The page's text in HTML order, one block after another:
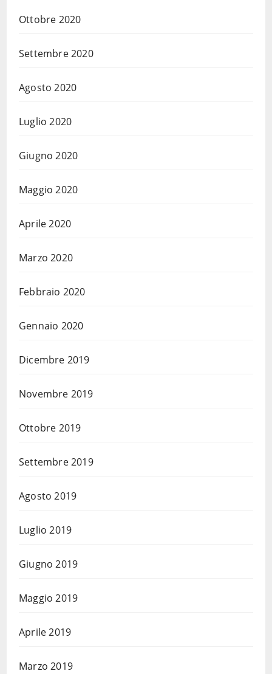
Ottobre 2020
Settembre 2020
Agosto 2020
Luglio 2020
Giugno 2020
Maggio 2020
Aprile 2020
Marzo 2020
Febbraio 2020
Gennaio 2020
Dicembre 2019
Novembre 2019
Ottobre 2019
Settembre 2019
Agosto 2019
Luglio 2019
Giugno 2019
Maggio 2019
Aprile 2019
Marzo 2019